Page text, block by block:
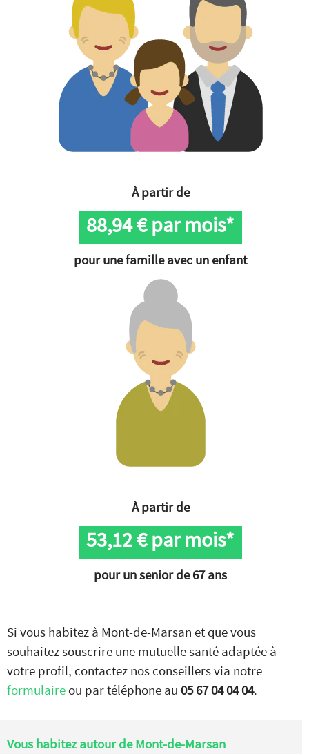
À partir de
88,94€ par mois*
pour une famille avec un enfant
À partir de
53,12€ par mois*
pour un senior de 67 ans
Si vous habitez à Mont-de-Marsan et que vous
souhaitez souscrire une mutuelle santé adaptée à
votre profil, contactez nos conseillers via notre
formulaire ou par téléphone au 05 67 04 04 04.
Vous habitez autour deMont-de-Marsan